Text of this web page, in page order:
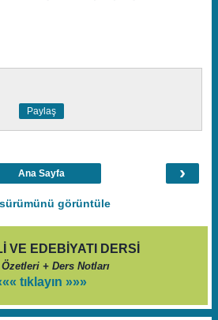
Paylaş
›
Ana Sayfa
görüntüle
VE EDEBİYATI DERSİ
+ Ders Notları
tıklayın »»»